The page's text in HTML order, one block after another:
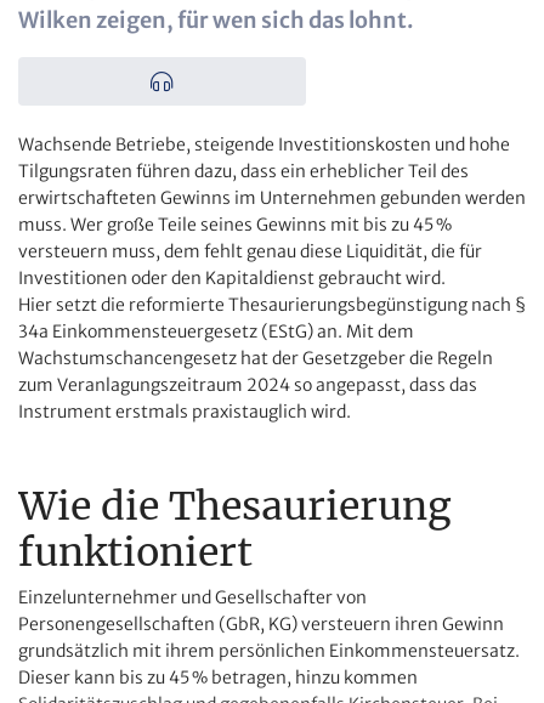
Wilken zeigen, für wen sich das lohnt.
Wachsende Betriebe, steigende Investitionskosten und hohe
Tilgungsraten führen dazu, dass ein erheblicher Teil des
erwirtschafteten Gewinns im Unternehmen gebunden werden
muss. Wer große Teile seines Gewinns mit bis zu 45 %
versteuern muss, dem fehlt genau diese Liquidität, die für
Investitionen oder den Kapitaldienst gebraucht wird.
Hier setzt die reformierte Thesaurierungsbegünstigung nach §
34a Einkommensteuergesetz (EStG) an. Mit dem
Wachstumschancengesetz hat der Gesetzgeber die Regeln
zum Veranlagungszeitraum 2024 so angepasst, dass das
Instrument erstmals praxistauglich wird.
Wie die Thesaurierung
funktioniert
Einzelunternehmer und Gesellschafter von
Personengesellschaften (GbR, KG) versteuern ihren Gewinn
grundsätzlich mit ihrem persönlichen Einkommensteuersatz.
Dieser kann bis zu 45 % betragen, hinzu kommen